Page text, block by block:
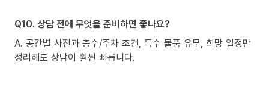
Q10. 상담 전에 무엇을 준비하면 좋나요?
A. 공간별 사진과 층수/주차 조건, 특수 물품 유무, 희망 일정만
정리해도 상담이 훨씬 빠릅니다.